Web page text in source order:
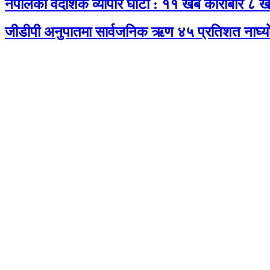
नेपालको वैदेशिक व्यापार घाटा : ११ खर्ब कारोबार ८
जीडीपी अनुपातमा सार्वजनिक ऋण ४५ प्रतिशत